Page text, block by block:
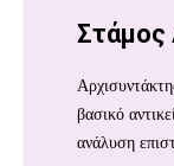
Στάμος
βασικό
ανάλυση